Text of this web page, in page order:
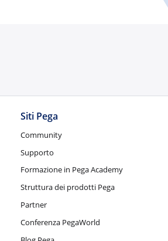
Siti Pega
Community
Supporto
Formazione in Pega Academy
Struttura dei prodotti Pega
Partner
Conferenza PegaWorld